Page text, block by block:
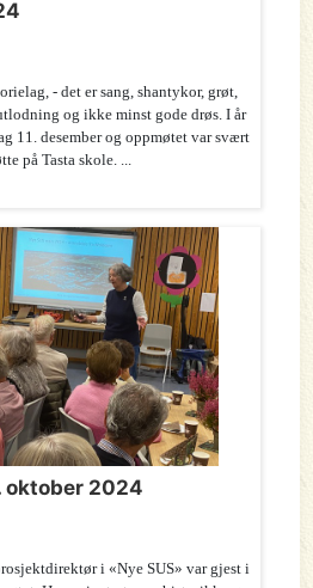
- det er sang, shantykor, grøt,
og ikke minst gode drøs. I år
11. desember og oppmøtet var svært
på Tasta skole. ...
oktober 2024
i «Nye SUS» var gjest i